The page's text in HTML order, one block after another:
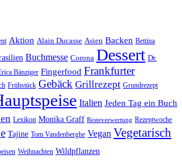
Aktion Alain Ducasse Asien Backen Bettina
Buchmesse Corona Dessert Dr.
Bänziger Fingerfood Frankfurter
Frühstück Gebäck Grillrezept Grundrezept
Italien Jeden Tag ein Buch
Lexikon Monika Graff Resteverwertung Rezeptwoche
Tajine Tom Vandenberghe Vegan Vegetarisch
Weihnachten Wildpflanzen